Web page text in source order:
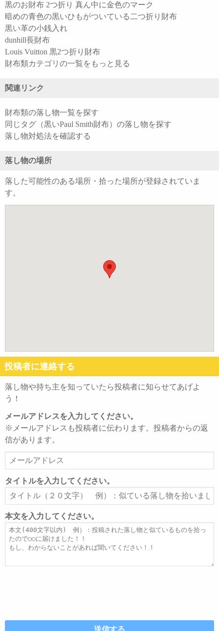
黒のお財布 2つ折り 真ん中に金色のマーク
暗めの青色の黒いひもがついている二つ折り財布
黒い革の小銭入れ
dunhill長財布
Louis Vuitton 黒2つ折り財布
財布類カテゴリの一覧をもっと見る
関連リンク
財布類の落し物一覧を探す
同じタグ（黒いPaul Smith財布）の落し物を探す
落し物対処法を確認する
落し物の場所
落した可能性のある場所・拾った場所が登録されていま
す。
投稿者に連絡する
落し物や持ち主を知っていたら投稿者に知らせてあげよ
う！
メールアドレスを入力してください。
※メールアドレスも投稿者に伝わります。投稿者からの返
信があります。
ー
ル
ア
ド
レ
ス
タイトルを入力してください。
タ
イ
ト
ル
本文を入力してください。
本
文